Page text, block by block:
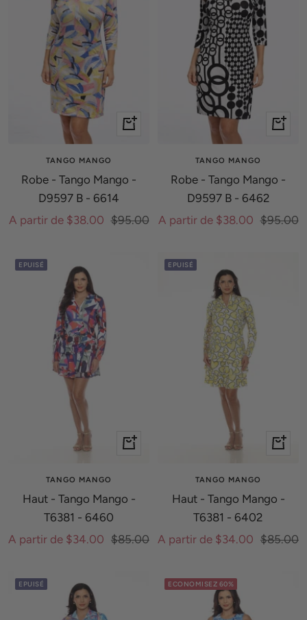
Apercu
TANGO MANGO
Robe - Tango Mango -
D9597 B - 6614
Prix
vente
A partir de $38.00 Prix
$95.00
Apercu
TANGO MANGO
Robe - Tango Mango -
D9597 B - 6462
Prix
vente
A partir de $38.00 Prix
$95.00
EPUISÉ
Apercu
TANGO MANGO
Haut - Tango Mango -
T6381 - 6460
Prix
vente
A partir de $34.00 Prix
$85.00
EPUISÉ
Apercu
TANGO MANGO
Haut - Tango Mango -
T6381 - 6402
Prix
vente
A partir de $34.00 Prix
$85.00
EPUISÉ ECONOMISEZ 60%